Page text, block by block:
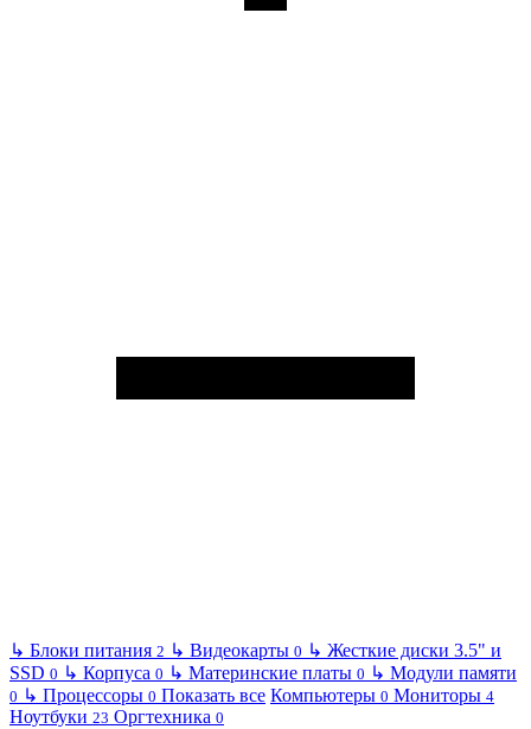
↳ Блоки питания 2 ↳ Видеокарты 0 ↳ Жесткие диски 3.5" и
SSD 0 ↳ Корпуса 0 ↳ Материнские платы 0 ↳ Модули памяти
0 ↳ Процессоры 0 Показать все Компьютеры 0 Мониторы 4
Ноутбуки 23 Оргтехника 0